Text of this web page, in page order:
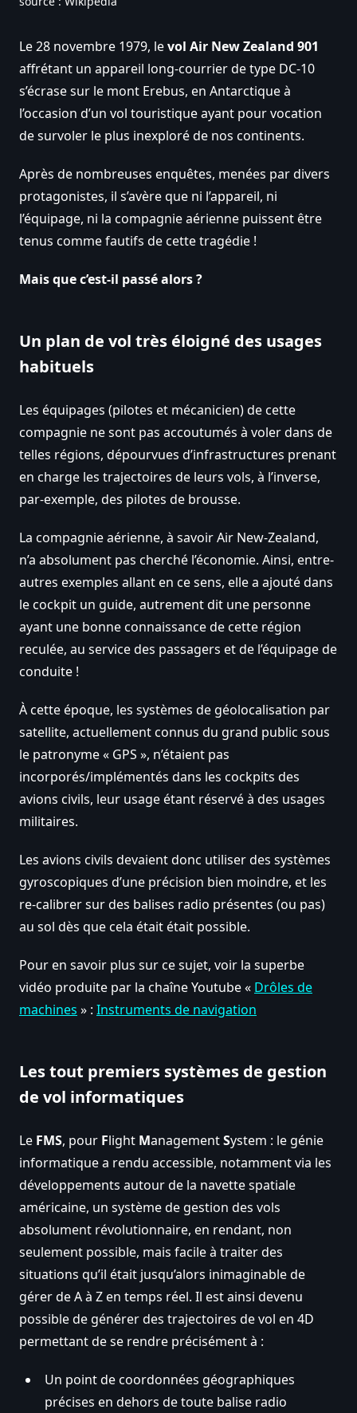
Le 28 novembre 1979, levol Air New Zealand 901
affrétant un appareil long-courrier de type DC-10
s’écrase sur le mont Erebus, en Antarctique à
l’occasion d’un vol touristique ayant pour vocation
de survoler le plus inexploré de nos continents.
Après de nombreuses enquêtes, menées par divers
protagonistes, il s’avère que ni l’appareil, ni
l’équipage, ni la compagnie aérienne puissent être
tenus comme fautifs de cette tragédie !
Mais que c’est-il passé alors ?
Un plan de vol très éloigné des usages
habituels
Les équipages (pilotes et mécanicien) de cette
compagnie ne sont pas accoutumés à voler dans de
telles régions, dépourvues d’infrastructures prenant
en charge les trajectoires de leurs vols, à l’inverse,
par-exemple, des pilotes de brousse.
La compagnie aérienne, à savoir Air New-Zealand,
n’a absolument pas cherché l’économie. Ainsi, entre-
autres exemples allant en ce sens, elle a ajouté dans
le cockpit un guide, autrement dit une personne
ayant une bonne connaissance de cette région
reculée, au service des passagers et de l’équipage de
conduite !
À cette époque, les systèmes de géolocalisation par
satellite, actuellement connus du grand public sous
le patronyme « GPS », n’étaient pas
incorporés/implémentés dans les cockpits des
avions civils, leur usage étant réservé à des usages
militaires.
Les avions civils devaient donc utiliser des systèmes
gyroscopiques d’une précision bien moindre, et les
re-calibrer sur des balises radio présentes (ou pas)
au sol dès que cela était était possible.
Pour en savoir plus sur ce sujet, voir la superbe
vidéo produite par la chaîne Youtube « Drôles de
machines » : Instruments de navigation
Les tout premiers systèmes de gestion
de vol informatiques
Le FMS, pour Flight ManagementSystem : le génie
informatique a rendu accessible, notamment via les
développements autour de la navette spatiale
américaine, un système de gestion des vols
absolument révolutionnaire, en rendant, non
seulement possible, mais facile à traiter des
situations qu’il était jusqu’alors inimaginable de
gérer de A à Z en temps réel. Il est ainsi devenu
possible de générer des trajectoires de vol en 4D
permettant de se rendre précisément à :
Un point de coordonnées géographiques
précises en dehors de toute balise radio